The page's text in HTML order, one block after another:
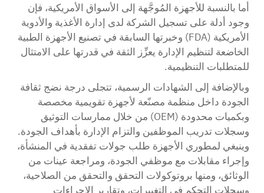
أما بالنسبة للأجهزة المُوجَّهة إلى الأسواق الأمريكية، فإن
وجود أدلة على تسجيل الشركة لدى إدارة الأغذية والأدوية
الأمريكية (FDA) وخبرتها السابقة في تصنيع الأجهزة الطبية
الخاضعة لتنظيم الإدارة يعزِّز الثقة في قدرتها على الامتثال
للمتطلبات التنظيمية.
وبالإضافة إلى الشهادات الرسمية، تتجلى درجة نضج ثقافة
الجودة داخل منظمة مصنّعة لأجهزة تقويمية مخصصة
وبكميات محدودة (OEM) من خلال ممارسات التوثيق
وسجلات تدريب الموظفين والتزام الإدارة بأهداف الجودة.
وينبغي لمطوري الأجهزة طلب جولات تفقدية في المنشأة،
وإجراء مقابلات مع موظفي الجودة، ومراجعة عينات من
الوثائق، ومنها بروتوكولات التحقق والتحقق من الصلاحية،
وسجلات التحكم في التغييرات، وتقارير الإجراءات